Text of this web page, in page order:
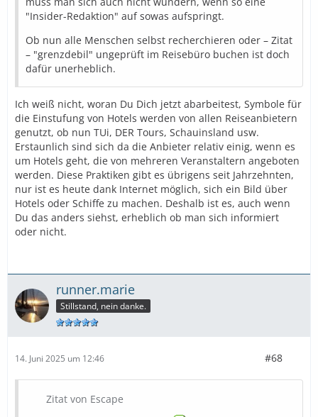
"Insider-Redaktion" auf sowas aufspringt.
Ob nun alle Menschen selbst recherchieren oder – Zitat
– "grenzdebil" ungeprüft im Reisebüro buchen ist doch
dafür unerheblich.
Ich weiß nicht, woran Du Dich jetzt abarbeitest, Symbole für
die Einstufung von Hotels werden von allen Reiseanbietern
genutzt, ob nun TUi, DER Tours, Schauinsland usw.
Erstaunlich sind sich da die Anbieter relativ einig, wenn es
um Hotels geht, die von mehreren Veranstaltern angeboten
werden. Diese Praktiken gibt es übrigens seit Jahrzehnten,
nur ist es heute dank Internet möglich, sich ein Bild über
Hotels oder Schiffe zu machen. Deshalb ist es, auch wenn
Du das anders siehst, erheblich ob man sich informiert
oder nicht.
runner.marie
Stillstand, nein danke.
14. Juni 2025 um 12:46 #68
Zitat von Escape